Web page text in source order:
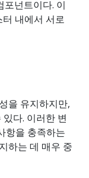
넌트이다. 이
내에서 서로
을 유지하지만,
다. 이러한 변
항을 충족하는
하는 데 매우 중